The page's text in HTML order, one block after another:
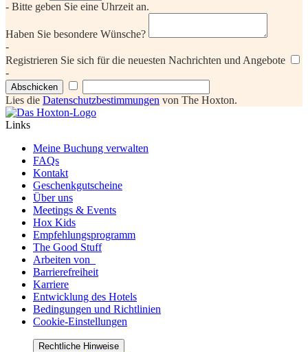
- Bitte geben Sie eine Uhrzeit an.
Haben Sie besondere Wünsche?
-
Registrieren Sie sich für die neuesten Nachrichten und Angebote
-
Abschicken
Lies die Datenschutzbestimmungen von The Hoxton.
Links
Meine Buchung verwalten
FAQs
Kontakt
Geschenkgutscheine
Über uns
Meetings & Events
Hox Kids
Empfehlungsprogramm
The Good Stuff
Arbeiten von_
Barrierefreiheit
Karriere
Entwicklung des Hotels
Bedingungen und Richtlinien
Cookie-Einstellungen
Rechtliche Hinweise